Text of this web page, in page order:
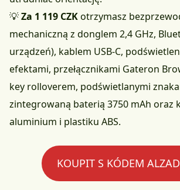
💡Za 1 119 CZKotrzymasz
mechaniczną z donglem 2,4 GHz,
urządzeń), kablem USB-C,
efektami, przełącznikami Gateron
key rolloverem, podświetlanymi
zintegrowaną baterią 3750 mAh oraz
aluminium i plastiku ABS.
KOUPIT S KÓDEM